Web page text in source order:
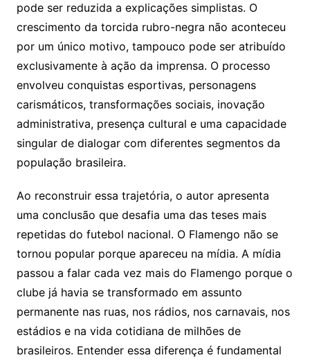
pode ser reduzida a explicações simplistas. O
crescimento da torcida rubro-negra não aconteceu
por um único motivo, tampouco pode ser atribuído
exclusivamente à ação da imprensa. O processo
envolveu conquistas esportivas, personagens
carismáticos, transformações sociais, inovação
administrativa, presença cultural e uma capacidade
singular de dialogar com diferentes segmentos da
população brasileira.
Ao reconstruir essa trajetória, o autor apresenta
uma conclusão que desafia uma das teses mais
repetidas do futebol nacional. O Flamengo não se
tornou popular porque apareceu na mídia. A mídia
passou a falar cada vez mais do Flamengo porque o
clube já havia se transformado em assunto
permanente nas ruas, nos rádios, nos carnavais, nos
estádios e na vida cotidiana de milhões de
brasileiros. Entender essa diferença é fundamental